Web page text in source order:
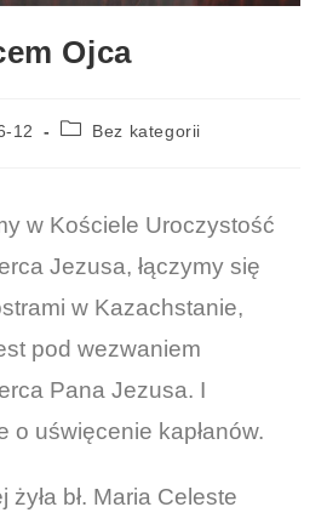
Ojca
12 Bez kategorii
w Kościele Uroczystość
Jezusa, łączymy się
w Kazachstanie,
pod wezwaniem
Pana Jezusa. I
o uświęcenie kapłanów.
bł. Maria Celeste